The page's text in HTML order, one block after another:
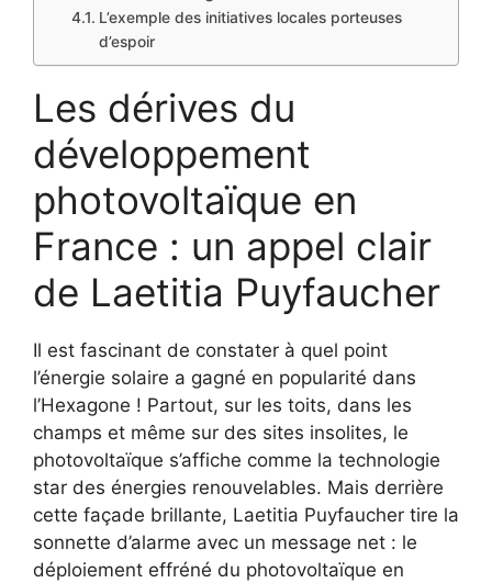
L’exemple des initiatives locales porteuses
d’espoir
Les dérives du
développement
photovoltaïque en
France : un appel clair
de Laetitia Puyfaucher
Il est fascinant de constater à quel point
l’énergie solaire a gagné en popularité dans
l’Hexagone ! Partout, sur les toits, dans les
champs et même sur des sites insolites, le
photovoltaïque s’affiche comme la technologie
star des énergies renouvelables. Mais derrière
cette façade brillante, Laetitia Puyfaucher tire la
sonnette d’alarme avec un message net : le
déploiement effréné du photovoltaïque en